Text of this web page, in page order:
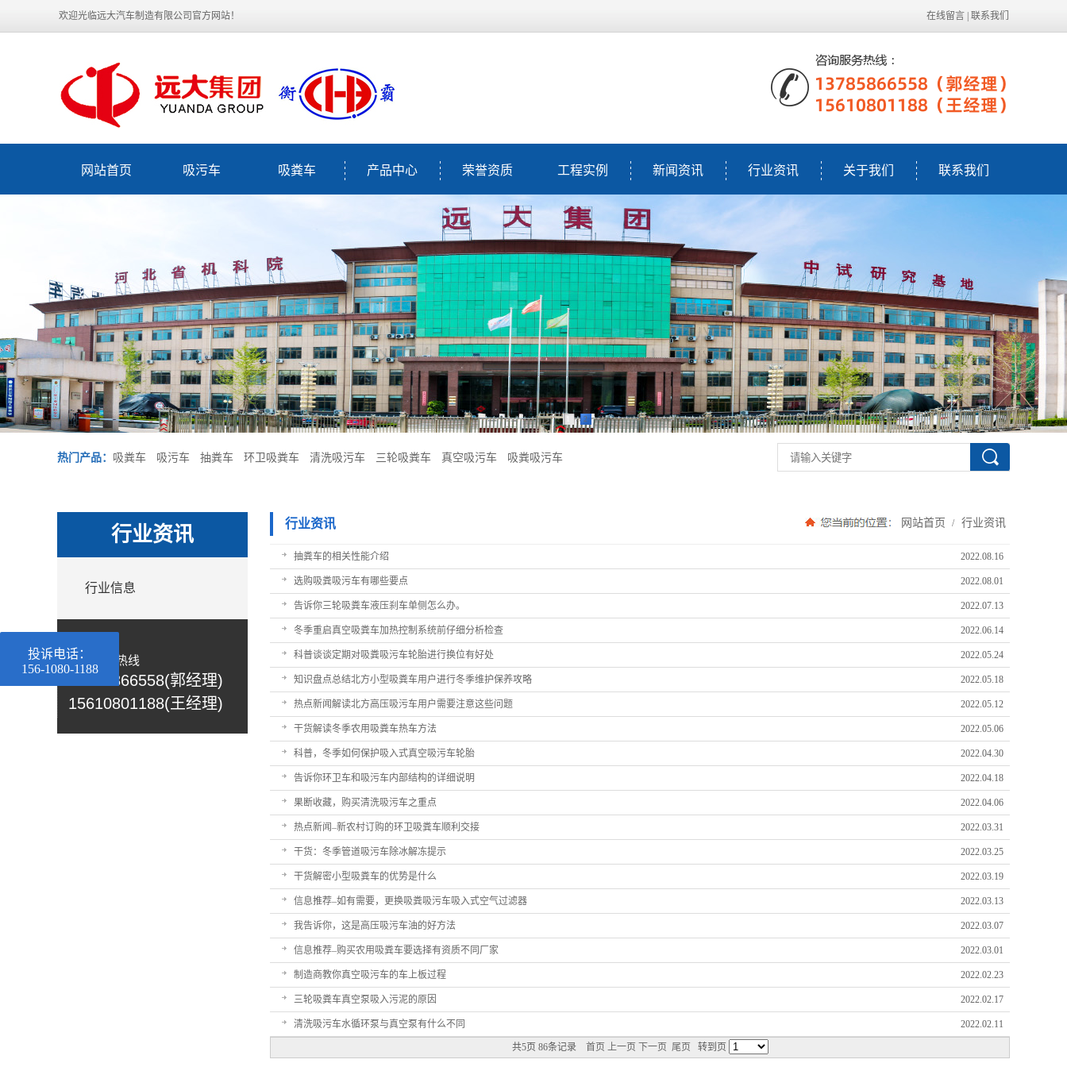
欢迎光临远大汽车制造有限公司官方网站！ 在线留言| 联系我们
网站首页 吸污车 吸粪车 产品中心 荣誉资质 工程实例 新闻资讯 行业资讯 关于我们 联系我们
2
热门产品： 吸粪车 吸污车 抽粪车 环卫吸粪车 清洗吸污车 三轮吸粪车 真空吸污车 吸粪吸污车
行业资讯
行业信息
免费咨询热线
13785866558(郭经理)
15610801188(王经理)
行业资讯 网站首页 / 行业资讯
抽粪车的相关性能介绍 2022.08.16
选购吸粪吸污车有哪些要点 2022.08.01
告诉你三轮吸粪车液压刹车单侧怎么办。 2022.07.13
冬季重启真空吸粪车加热控制系统前仔细分析检查 2022.06.14
科普谈谈定期对吸粪吸污车轮胎进行换位有好处 2022.05.24
知识盘点总结北方小型吸粪车用户进行冬季维护保养攻略 2022.05.18
热点新闻解读北方高压吸污车用户需要注意这些问题 2022.05.12
干货解读冬季农用吸粪车热车方法 2022.05.06
科普，冬季如何保护吸入式真空吸污车轮胎 2022.04.30
告诉你环卫车和吸污车内部结构的详细说明 2022.04.18
果断收藏，购买清洗吸污车之重点 2022.04.06
热点新闻–新农村订购的环卫吸粪车顺利交接 2022.03.31
干货：冬季管道吸污车除冰解冻提示 2022.03.25
干货解密小型吸粪车的优势是什么 2022.03.19
信息推荐–如有需要，更换吸粪吸污车吸入式空气过滤器 2022.03.13
我告诉你，这是高压吸污车油的好方法 2022.03.07
信息推荐–购买农用吸粪车要选择有资质不同厂家 2022.03.01
制造商教你真空吸污车的车上板过程 2022.02.23
三轮吸粪车真空泵吸入污泥的原因 2022.02.17
清洗吸污车水循环泵与真空泵有什么不同 2022.02.11
共5页 86条记录 首页 上一页 下一页 尾页 转到页
投诉电话：
156-1080-1188